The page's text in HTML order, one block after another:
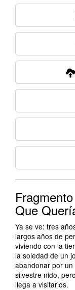
Que
Ya se ve: tres
largos años de
viviendo con la
la soledad de un
abandonar por un
silvestre nido,
llega a visitarlos.